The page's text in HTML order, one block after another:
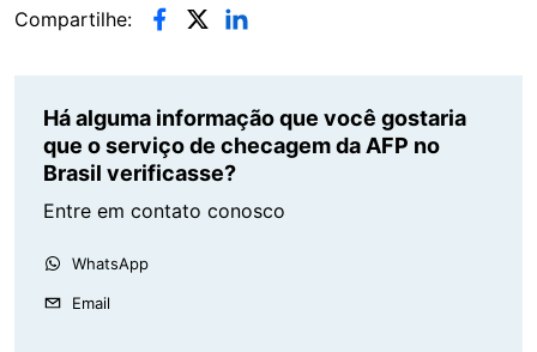
Compartilhe:
Há alguma informação que você gostaria
que o serviço de checagem da AFP no
Brasil verificasse?
Entre em contato conosco
WhatsApp
Email